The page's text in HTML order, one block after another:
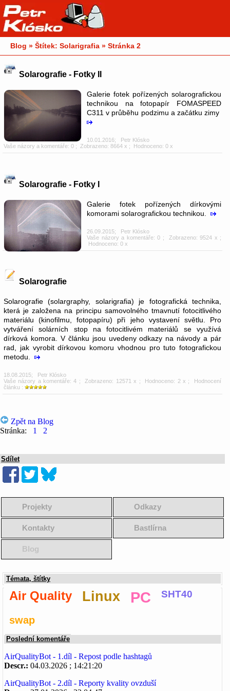
Blog » Štítek: Solarigrafia » Stránka 2
Solarografie - Fotky II
Galerie fotek pořízených solarografickou
technikou na fotopapír FOMASPEED
C311 v průběhu podzimu a začátku zimy
10.01.2016; Petr Klósko
Vaše názory a komentáře: 0 ; Zobrazeno: 8664 x ; Hodnoceno: 0 x
Solarografie - Fotky I
Galerie fotek pořízených dírkovými
komorami solarografickou technikou.
26.09.2015; Petr Klósko
Vaše názory a komentáře: 0 ; Zobrazeno: 9524 x ;
Hodnoceno: 0 x
Solarografie
Solarografie (solargraphy, solarigrafia) je fotografická technika,
která je založena na principu samovolného tmavnutí fotocitlivého
materiálu (kinofilmu, fotopapíru) při jeho vystavení světlu. Pro
vytváření solárních stop na fotocitlivém materiálů se využívá
dírková komora. V článku jsou uvedeny odkazy na návody a pár
rad, jak vyrobit dírkovou komoru vhodnou pro tuto fotografickou
metodu.
18.08.2015; Petr Klósko
Vaše názory a komentáře: 4 ; Zobrazeno: 12571 x ; Hodnoceno: 2 x ; Hodnocení
článku :
Zpět na Blog
Stránka:
1 2
Sdílet
Projekty Odkazy
Kontakty Bastlírna
Blog
Témata, štítky
Air Quality Linux PC SHT40
swap
Poslední komentáře
AirQualityBot - 1.díl - Repost podle hashtagů
Descr.: 04.03.2026 ; 14:21:20
AirQualityBot - 2.díl - Reporty kvality ovzduší